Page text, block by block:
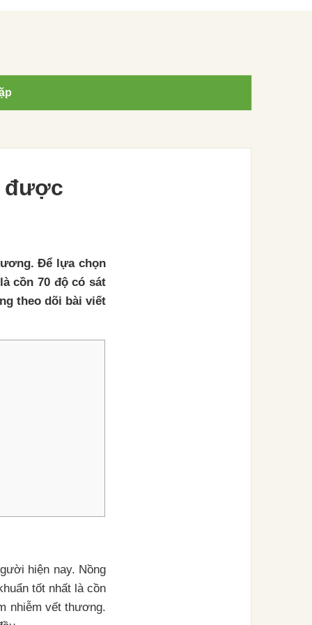
được
Để lựa chọn
cồn 70 độ có sát
theo dõi bài viết
hiện nay. Nồng
tốt nhất là cồn
nhiễm vết thương.